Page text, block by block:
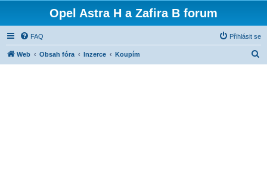
Opel Astra H a Zafira B forum
FAQ Přihlásit se
Web Obsah fóra Inzerce Koupím